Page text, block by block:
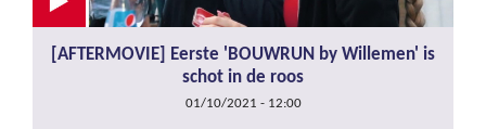
[AFTERMOVIE] Eerste 'BOUWRUN by Willemen' is
schot in de roos
01/10/2021 - 12:00